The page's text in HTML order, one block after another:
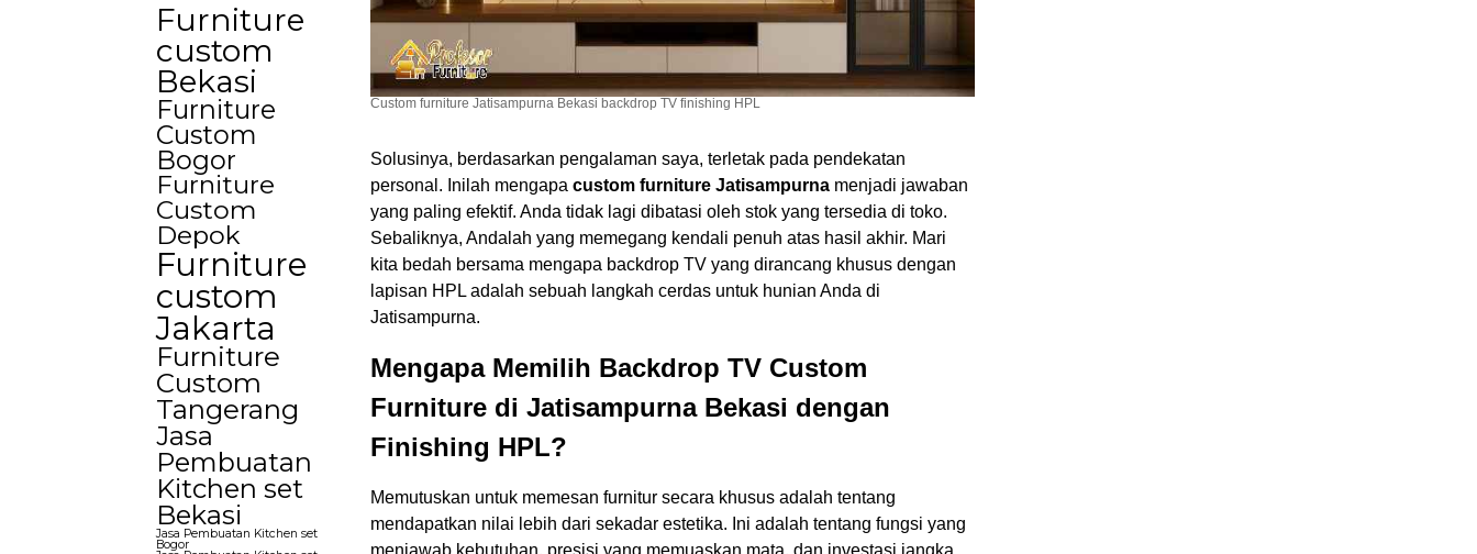
Custom furniture Jatisampurna Bekasi backdrop TV finishing HPL
Solusinya, berdasarkan pengalaman saya, terletak pada pendekatan
personal. Inilah mengapa custom furniture Jatisampurna menjadi jawaban
yang paling efektif. Anda tidak lagi dibatasi oleh stok yang tersedia di toko.
Sebaliknya, Andalah yang memegang kendali penuh atas hasil akhir. Mari
kita bedah bersama mengapa backdrop TV yang dirancang khusus dengan
lapisan HPL adalah sebuah langkah cerdas untuk hunian Anda di
Jatisampurna.
Mengapa Memilih Backdrop TV Custom
Furniture di Jatisampurna Bekasi dengan
Finishing HPL?
Memutuskan untuk memesan furnitur secara khusus adalah tentang
mendapatkan nilai lebih dari sekadar estetika. Ini adalah tentang fungsi yang
Furniture
custom
Bekasi
Furniture
Custom
Bogor
Furniture
Custom
Depok
Furniture
custom
Jakarta
Furniture
Custom
Tangerang
Jasa
Pembuatan
Kitchen set
Bekasi
Jasa Pembuatan Kitchen set
Bogor